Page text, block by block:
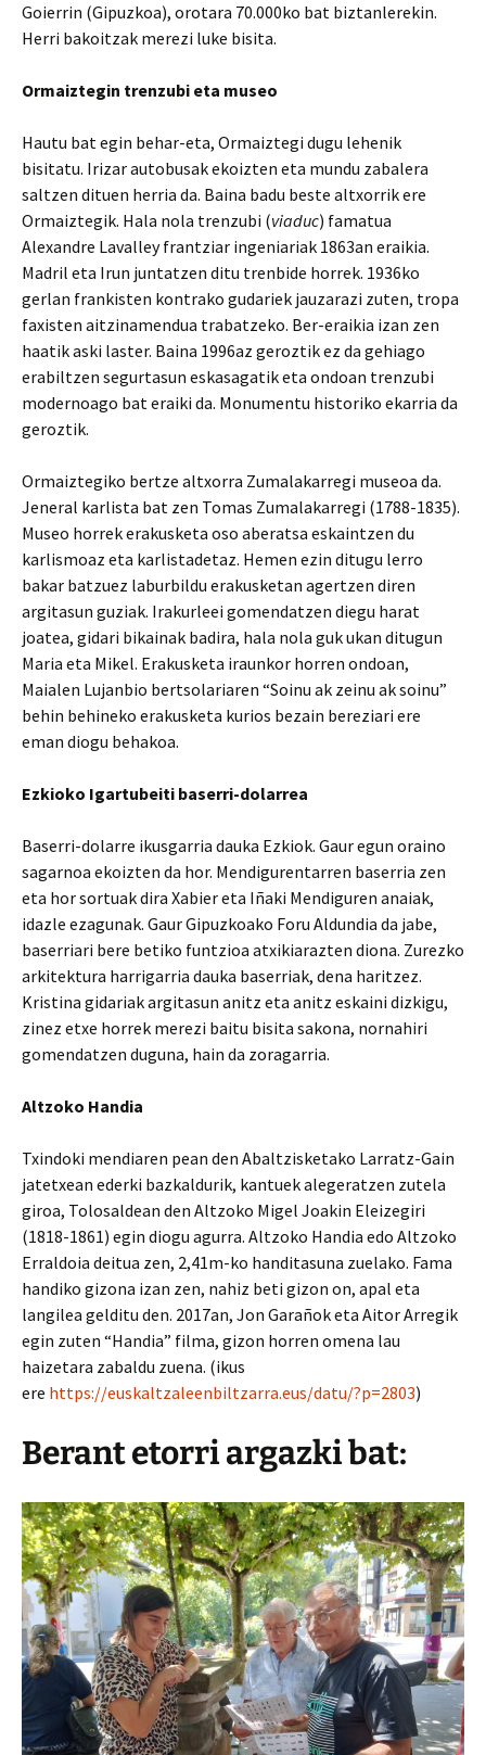
Goierrin (Gipuzkoa), orotara 70.000ko bat biztanlerekin.
Herri bakoitzak merezi luke bisita.
Ormaiztegin trenzubi eta museo
Hautu bat egin behar-eta, Ormaiztegi dugu lehenik
bisitatu. Irizar autobusak ekoizten eta mundu zabalera
saltzen dituen herria da. Baina badu beste altxorrik ere
Ormaiztegik. Hala nola trenzubi (viaduc) famatua
Alexandre Lavalley frantziar ingeniariak 1863an eraikia.
Madril eta Irun juntatzen ditu trenbide horrek. 1936ko
gerlan frankisten kontrako gudariek jauzarazi zuten, tropa
faxisten aitzinamendua trabatzeko. Ber-eraikia izan zen
haatik aski laster. Baina 1996az geroztik ez da gehiago
erabiltzen segurtasun eskasagatik eta ondoan trenzubi
modernoago bat eraiki da. Monumentu historiko ekarria da
geroztik.
Ormaiztegiko bertze altxorra Zumalakarregi museoa da.
Jeneral karlista bat zen Tomas Zumalakarregi (1788-1835).
Museo horrek erakusketa oso aberatsa eskaintzen du
karlismoaz eta karlistadetaz. Hemen ezin ditugu lerro
bakar batzuez laburbildu erakusketan agertzen diren
argitasun guziak. Irakurleei gomendatzen diegu harat
joatea, gidari bikainak badira, hala nola guk ukan ditugun
Maria eta Mikel. Erakusketa iraunkor horren ondoan,
Maialen Lujanbio bertsolariaren “Soinu ak zeinu ak soinu”
behin behineko erakusketa kurios bezain bereziari ere
eman diogu behakoa.
Ezkioko Igartubeiti baserri-dolarrea
Baserri-dolarre ikusgarria dauka Ezkiok. Gaur egun oraino
sagarnoa ekoizten da hor. Mendigurentarren baserria zen
eta hor sortuak dira Xabier eta Iñaki Mendiguren anaiak,
idazle ezagunak. Gaur Gipuzkoako Foru Aldundia da jabe,
baserriari bere betiko funtzioa atxikiarazten diona. Zurezko
arkitektura harrigarria dauka baserriak, dena haritzez.
Kristina gidariak argitasun anitz eta anitz eskaini dizkigu,
zinez etxe horrek merezi baitu bisita sakona, nornahiri
gomendatzen duguna, hain da zoragarria.
Altzoko Handia
Txindoki mendiaren pean den Abaltzisketako Larratz-Gain
jatetxean ederki bazkaldurik, kantuek alegeratzen zutela
giroa, Tolosaldean den Altzoko Migel Joakin Eleizegiri
(1818-1861) egin diogu agurra. Altzoko Handia edo Altzoko
Erraldoia deitua zen, 2,41m-ko handitasuna zuelako. Fama
handiko gizona izan zen, nahiz beti gizon on, apal eta
langilea gelditu den. 2017an, Jon Garañok eta Aitor Arregik
egin zuten “Handia” filma, gizon horren omena lau
haizetara zabaldu zuena. (ikus
ere https://euskaltzaleenbiltzarra.eus/datu/?p=2803)
Berant etorri argazki bat: